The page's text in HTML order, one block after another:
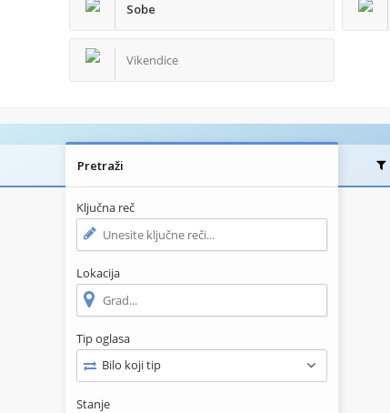
Sobe
Vikendice
Pretraži
Ključna reč
Lokacija
Tip oglasa
Bilo koji tip
Stanje